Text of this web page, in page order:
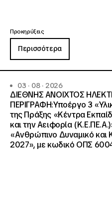
Προκηρύξεις
Περισσότερα
03 · 08 · 2026
ΔΙΕΘΝΗΣ ΑΝΟΙΧΤΟΣ
ΠΕΡΙΓΡΑΦΗ:Υποέργο 3
της Πράξης «Κέντρα
και την Αειφορία
«Ανθρώπινο Δυναμικό και
2027», με κωδικό ΟΠΣ